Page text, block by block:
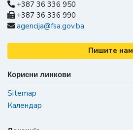
+387 36 336 950
+387 36 336 990
agencija@fsa.gov.ba
Пишите нам
Корисни линкови
Sitemap
Календар